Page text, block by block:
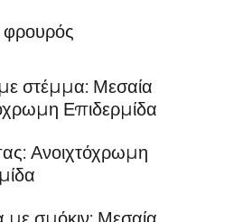
στέμμα: Μεσαία
Επιδερμίδα
Ανοιχτόχρωμη